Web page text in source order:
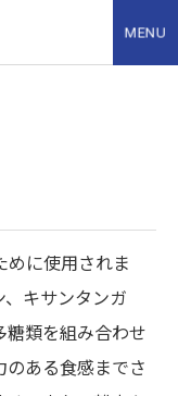
めに使用されま
キサンタンガ
糖類を組み合わせ
のある食感までさ